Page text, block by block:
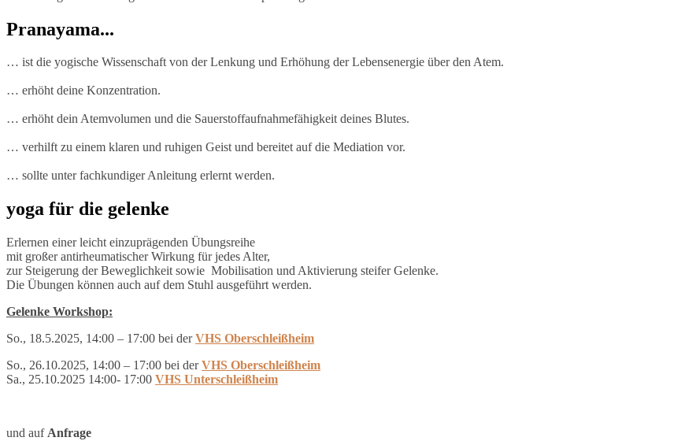
Pranayama...
… ist die yogische Wissenschaft von der Lenkung und Erhöhung der Lebensenergie über den Atem.
… erhöht deine Konzentration.
… erhöht dein Atemvolumen und die Sauerstoffaufnahmefähigkeit deines Blutes.
… verhilft zu einem klaren und ruhigen Geist und bereitet auf die Mediation vor.
… sollte unter fachkundiger Anleitung erlernt werden.
yoga für die gelenke
Erlernen einer leicht einzuprägenden Übungsreihe
mit großer antirheumatischer Wirkung für jedes Alter,
zur Steigerung der Beweglichkeit sowie Mobilisation und Aktivierung steifer Gelenke.
Die Übungen können auch auf dem Stuhl ausgeführt werden.
Gelenke Workshop:
So., 18.5.2025, 14:00 – 17:00 bei derVHS Oberschleißheim
So., 26.10.2025, 14:00 – 17:00 bei derVHS Oberschleißheim
Sa., 25.10.2025 14:00- 17:00 VHS Unterschleißheim
und auf Anfrage